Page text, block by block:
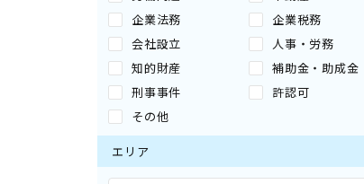
企業法務
企業税務
会社設立
人事・労務
知的財産
補助金・助成金
刑事事件
許認可
その他
エリア